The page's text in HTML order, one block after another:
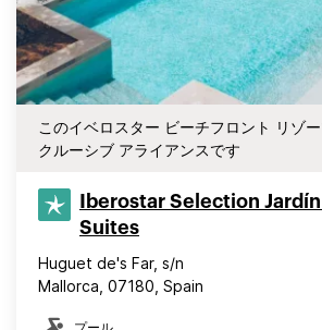
このイベロスター ビーチフロント リゾ
クルーシブ アライアンスです
Iberostar Selection​ Jardín
Suites
Huguet de's Far, s/n
Mallorca, 07180, Spain